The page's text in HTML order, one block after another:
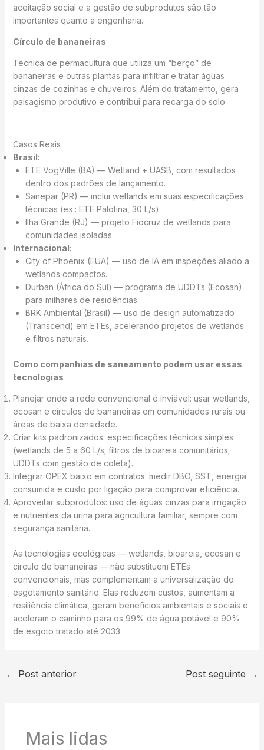
aceitação social e a gestão de subprodutos são tão
importantes quanto a engenharia.
Círculo de bananeiras
Técnica de permacultura que utiliza um “berço” de
bananeiras e outras plantas para infiltrar e tratar águas
cinzas de cozinhas e chuveiros. Além do tratamento, gera
paisagismo produtivo e contribui para recarga do solo.
Casos Reais
Brasil:
ETE VogVille (BA) — Wetland + UASB, com resultados
dentro dos padrões de lançamento.
Sanepar (PR) — inclui wetlands em suas especificações
técnicas (ex.: ETE Palotina, 30 L/s).
Ilha Grande (RJ) — projeto Fiocruz de wetlands para
comunidades isoladas.
Internacional:
City of Phoenix (EUA) — uso de IA em inspeções aliado a
wetlands compactos.
Durban (África do Sul) — programa de UDDTs (Ecosan)
para milhares de residências.
BRK Ambiental (Brasil) — uso de design automatizado
(Transcend) em ETEs, acelerando projetos de wetlands
e filtros naturais.
Como companhias de saneamento podem usar essas
tecnologias
Planejar onde a rede convencional é inviável: usar wetlands,
ecosan e círculos de bananeiras em comunidades rurais ou
áreas de baixa densidade.
Criar kits padronizados: especificações técnicas simples
(wetlands de 5 a 60 L/s; filtros de bioareia comunitários;
UDDTs com gestão de coleta).
Integrar OPEX baixo em contratos: medir DBO, SST, energia
consumida e custo por ligação para comprovar eficiência.
Aproveitar subprodutos: uso de águas cinzas para irrigação
e nutrientes da urina para agricultura familiar, sempre com
segurança sanitária.
As tecnologias ecológicas — wetlands, bioareia, ecosan e
círculo de bananeiras — não substituem ETEs
convencionais, mas complementam a universalização do
esgotamento sanitário. Elas reduzem custos, aumentam a
resiliência climática, geram benefícios ambientais e sociais e
aceleram o caminho para os 99% de água potável e 90%
de esgoto tratado até 2033.
← Post anterior Post seguinte →
Mais lidas